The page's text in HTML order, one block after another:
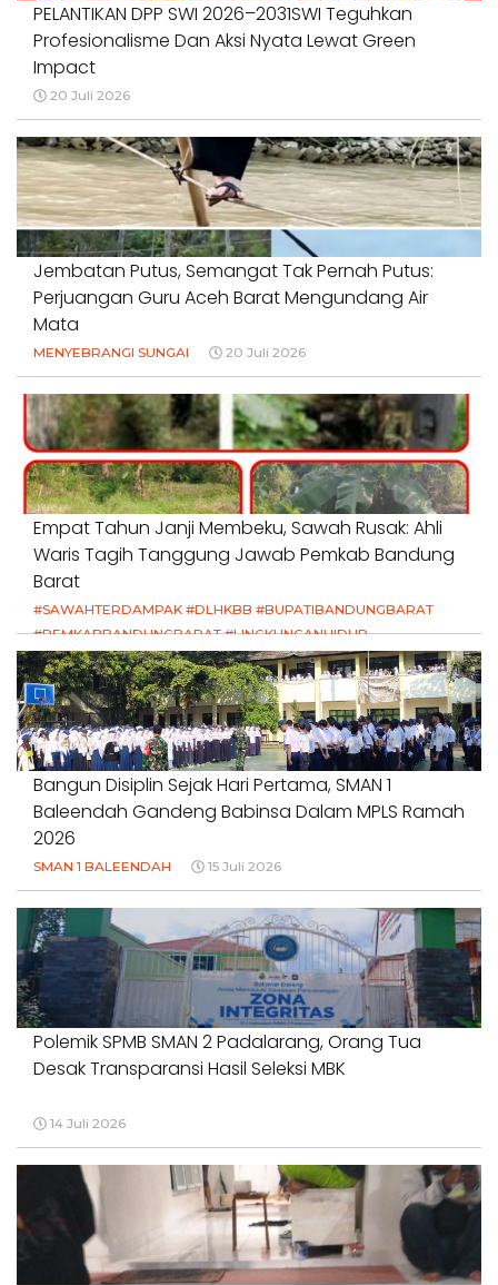
PELANTIKAN DPP SWI 2026–2031SWI Teguhkan
Profesionalisme Dan Aksi Nyata Lewat Green
Impact
20 Juli 2026
Jembatan Putus, Semangat Tak Pernah Putus:
Perjuangan Guru Aceh Barat Mengundang Air
Mata
MENYEBRANGI SUNGAI 20 Juli 2026
Empat Tahun Janji Membeku, Sawah Rusak: Ahli
Waris Tagih Tanggung Jawab Pemkab Bandung
Barat
#SAWAHTERDAMPAK #DLHKBB #BUPATIBANDUNGBARAT
#PEMKABBANDUNGBARAT #LINGKUNGANHIDUP
#HAKPETANI #KEADILANUNTUKPETANI
#NORMALISASISALURAN #IRIGASIRUSAK
#DUGAANPENCEMARAN #AKUNTABILITASPEMERINTAH
18 Juli 2026
Bangun Disiplin Sejak Hari Pertama, SMAN 1
Baleendah Gandeng Babinsa Dalam MPLS Ramah
2026
SMAN 1 BALEENDAH 15 Juli 2026
Polemik SPMB SMAN 2 Padalarang, Orang Tua
Desak Transparansi Hasil Seleksi MBK
14 Juli 2026